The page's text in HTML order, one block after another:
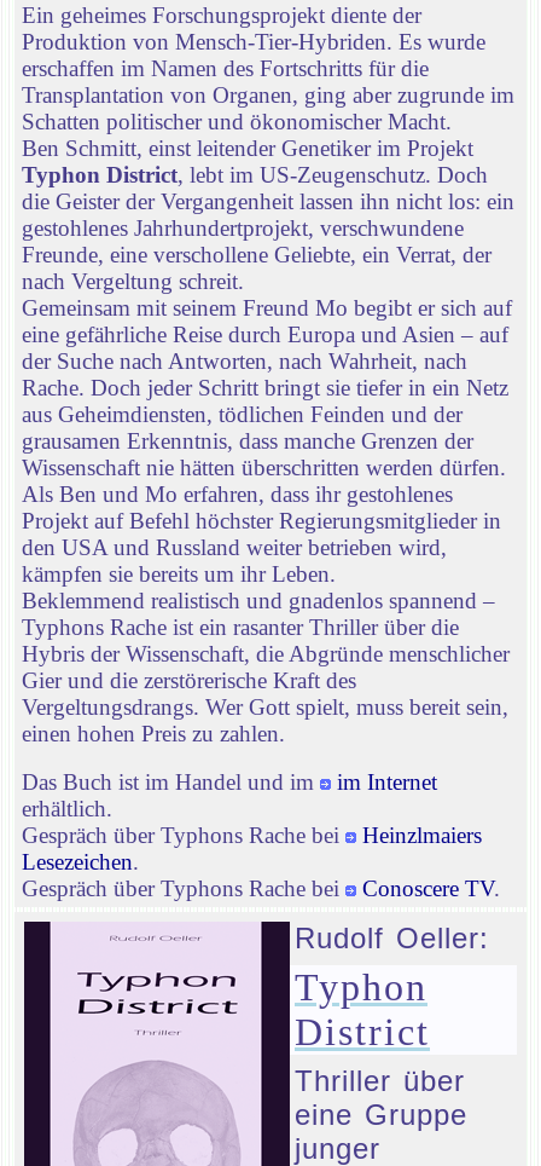
Ein geheimes Forschungsprojekt diente der
Produktion von Mensch-Tier-Hybriden. Es wurde
erschaffen im Namen des Fortschritts für die
Transplantation von Organen, ging aber zugrunde im
Schatten politischer und ökonomischer Macht.
Ben Schmitt, einst leitender Genetiker im Projekt
Typhon District, lebt im US-Zeugenschutz. Doch
die Geister der Vergangenheit lassen ihn nicht los: ein
gestohlenes Jahrhundertprojekt, verschwundene
Freunde, eine verschollene Geliebte, ein Verrat, der
nach Vergeltung schreit.
Gemeinsam mit seinem Freund Mo begibt er sich auf
eine gefährliche Reise durch Europa und Asien – auf
der Suche nach Antworten, nach Wahrheit, nach
Rache. Doch jeder Schritt bringt sie tiefer in ein Netz
aus Geheimdiensten, tödlichen Feinden und der
grausamen Erkenntnis, dass manche Grenzen der
Wissenschaft nie hätten überschritten werden dürfen.
Als Ben und Mo erfahren, dass ihr gestohlenes
Projekt auf Befehl höchster Regierungsmitglieder in
den USA und Russland weiter betrieben wird,
kämpfen sie bereits um ihr Leben.
Beklemmend realistisch und gnadenlos spannend –
Typhons Rache ist ein rasanter Thriller über die
Hybris der Wissenschaft, die Abgründe menschlicher
Gier und die zerstörerische Kraft des
Vergeltungsdrangs. Wer Gott spielt, muss bereit sein,
einen hohen Preis zu zahlen.
Das Buch ist im Handel und im
im Internet
erhältlich.
Gespräch über Typhons Rache bei
Heinzlmaiers
Lesezeichen.
Gespräch über Typhons Rache bei
Conoscere TV.
Rudolf Oeller:
Typhon
District
Thriller über
eine Gruppe
junger